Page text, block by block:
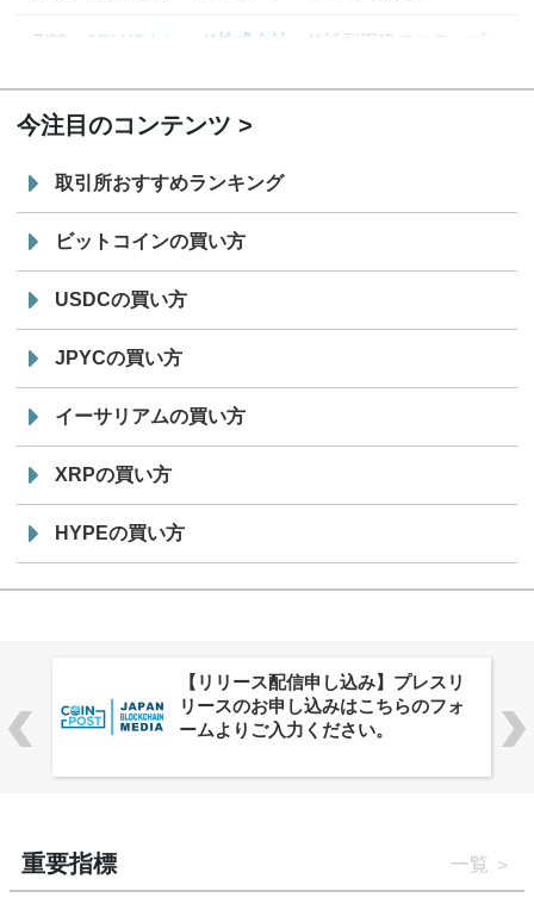
7/29
SBI VCトレード株式会社
信託型円建てステーブル
今注目のコンテンツ
取引所おすすめランキング
ビットコインの買い方
USDCの買い方
JPYCの買い方
イーサリアムの買い方
XRPの買い方
HYPEの買い方
株式会社PlnX、アジア最大級のグロ
ーバルWeb3カンファレンス
「WebX2026」とのコラボレーショ
重要指標 一覧